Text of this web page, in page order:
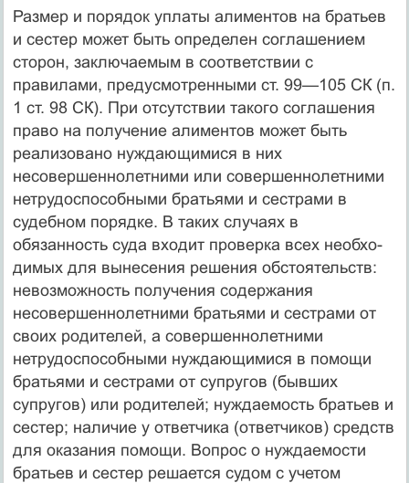
Размер и порядок уплаты алиментов на братьев
и сестер может быть определен соглашением
сторон, заключаемым в соответствии с
правилами, предусмотренными ст. 99—105 СК (п.
1 ст. 98 СК). При отсутствии такого соглашения
право на получение алиментов может быть
реализовано нуждающими­ся в них
несовершеннолетними или совершеннолетними
нетру­доспособными братьями и сестрами в
судебном порядке. В та­ких случаях в
обязанность суда входит проверка всех необхо­
димых для вынесения решения обстоятельств:
невозможность получения содержания
несовершеннолетними братьями и сест­рами от
своих родителей, а совершеннолетними
нетрудоспо­собными нуждающимися в помощи
братьями и сестрами от суп­ругов (бывших
супругов) или родителей; нуждаемость братьев и
сестер; наличие у ответчика (ответчиков) средств
для оказа­ния помощи. Вопрос о нуждаемости
братьев и сестер решается судом с учетом